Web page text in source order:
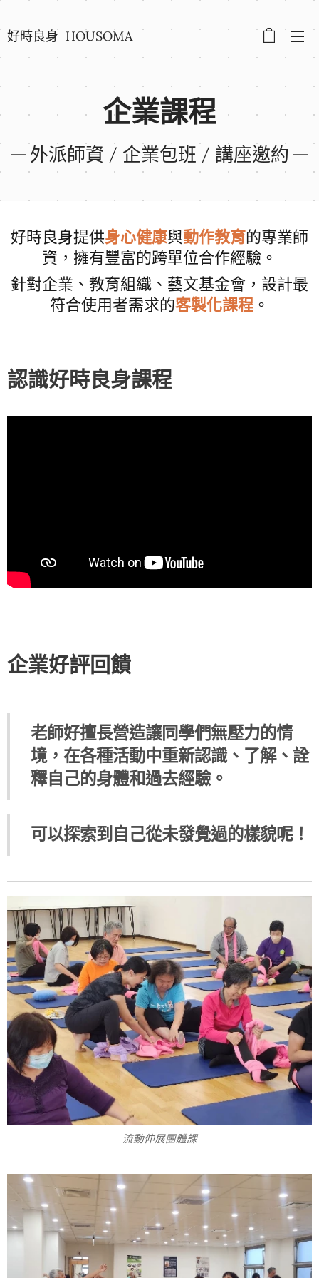
好時良身 HOUSOMA
企業課程
外派師資 / 企業包班 / 講座邀約
好時良身提供身心健康與動作教育的專業師
資，擁有豐富的跨單位合作經驗。
針對企業、教育組織、藝文基金會，設計最
符合使用者需求的客製化課程 。
認識好時良身課程
企業好評回饋
老師好擅長營造讓同學們無壓力的情
境， 在各種活動中重新認識、了解、詮
釋自己的身體和過去經驗。
可以探索到自己從未發覺過的樣貌呢！
流動伸展團體課